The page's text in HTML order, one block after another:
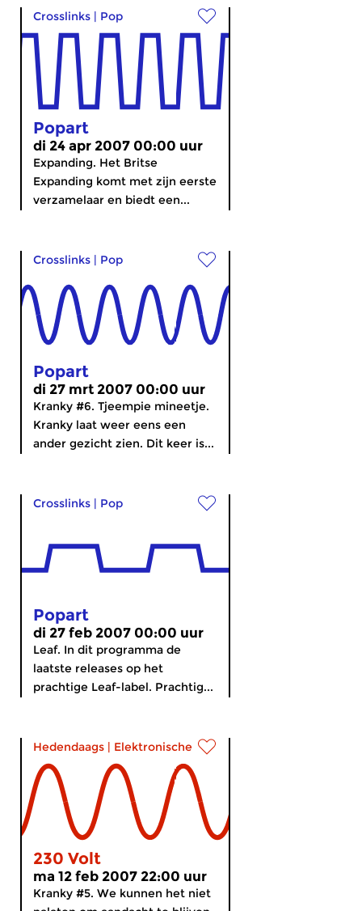
Crosslinks | Pop
Popart
di 24 apr 2007 00:00 uur
Expanding. Het Britse
Expanding komt met zijn eerste
verzamelaar en biedt een...
Crosslinks | Pop
Popart
di 27 mrt 2007 00:00 uur
Kranky #6. Tjeempie mineetje.
Kranky laat weer eens een
ander gezicht zien. Dit keer is...
Crosslinks | Pop
Popart
di 27 feb 2007 00:00 uur
Leaf. In dit programma de
laatste releases op het
prachtige Leaf-label. Prachtig...
Hedendaags | Elektronische muziek
230 Volt
ma 12 feb 2007 22:00 uur
Kranky #5. We kunnen het niet